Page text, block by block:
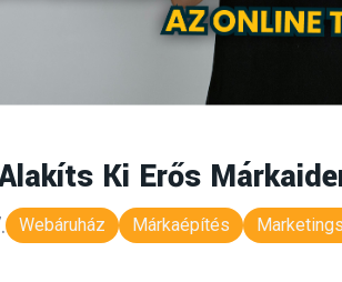
Ki Erős
Webáruház Márkaépítés